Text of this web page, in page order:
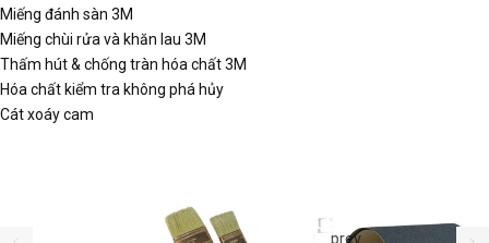
Miếng đánh sàn 3M
Miếng chùi rửa và khăn lau 3M
Thấm hút & chống tràn hóa chất 3M
Hóa chất kiểm tra không phá hủy
Cát xoáy cam
prev
prev